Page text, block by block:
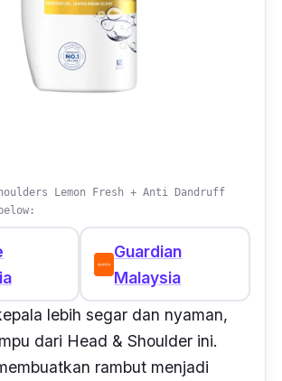
Lemon Fresh + Anti Dandruff
Guardian
Malaysia
lebih segar dan nyaman,
dari Head & Shoulder ini.
rambut menjadi